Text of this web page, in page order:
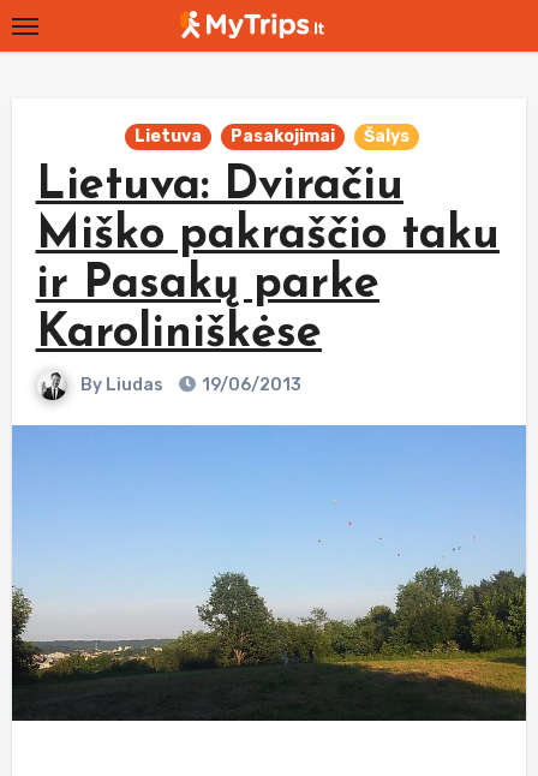
Skip
to
Lietuva Pasakojimai Šalys
Lietuva: Dviračiu
Miško pakraščio taku
ir Pasakų parke
Karoliniškėse
By Liudas 19/06/2013